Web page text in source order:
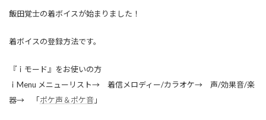
飯田覚士の着ボイスが始まりました！
着ボイスの登録方法です。
『ｉモード』をお使いの方
ｉMenu メニューリスト→ 着信メロディー/カラオケ→ 声/効果音/楽
器→ 「ポケ声＆ポケ音 」